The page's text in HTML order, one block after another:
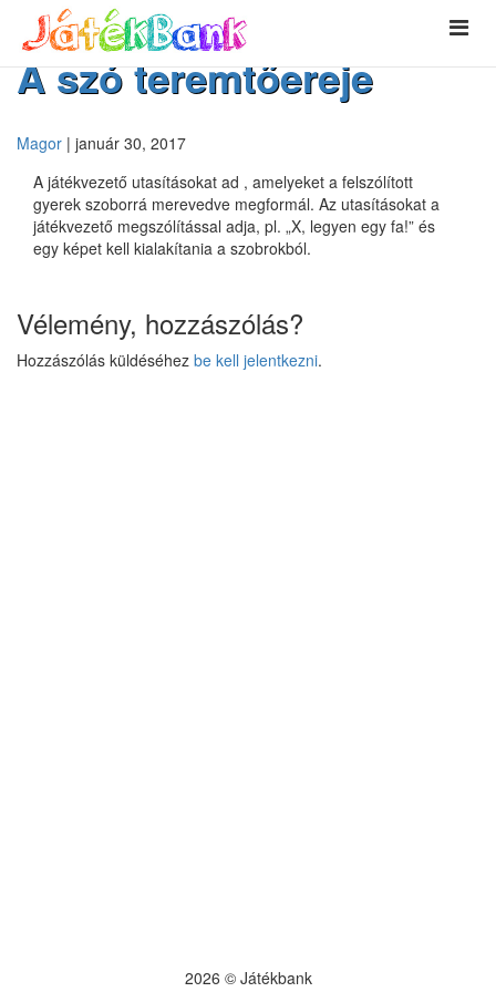
A szó teremtőereje
Magor | január 30, 2017
A játékvezető utasításokat ad , amelyeket a felszólított
gyerek szoborrá merevedve megformál. Az utasításokat a
játékvezető megszólítással adja, pl. „X, legyen egy fa!” és
egy képet kell kialakítania a szobrokból.
Vélemény, hozzászólás?
Hozzászólás küldéséhez be kell jelentkezni.
2026 © Játékbank